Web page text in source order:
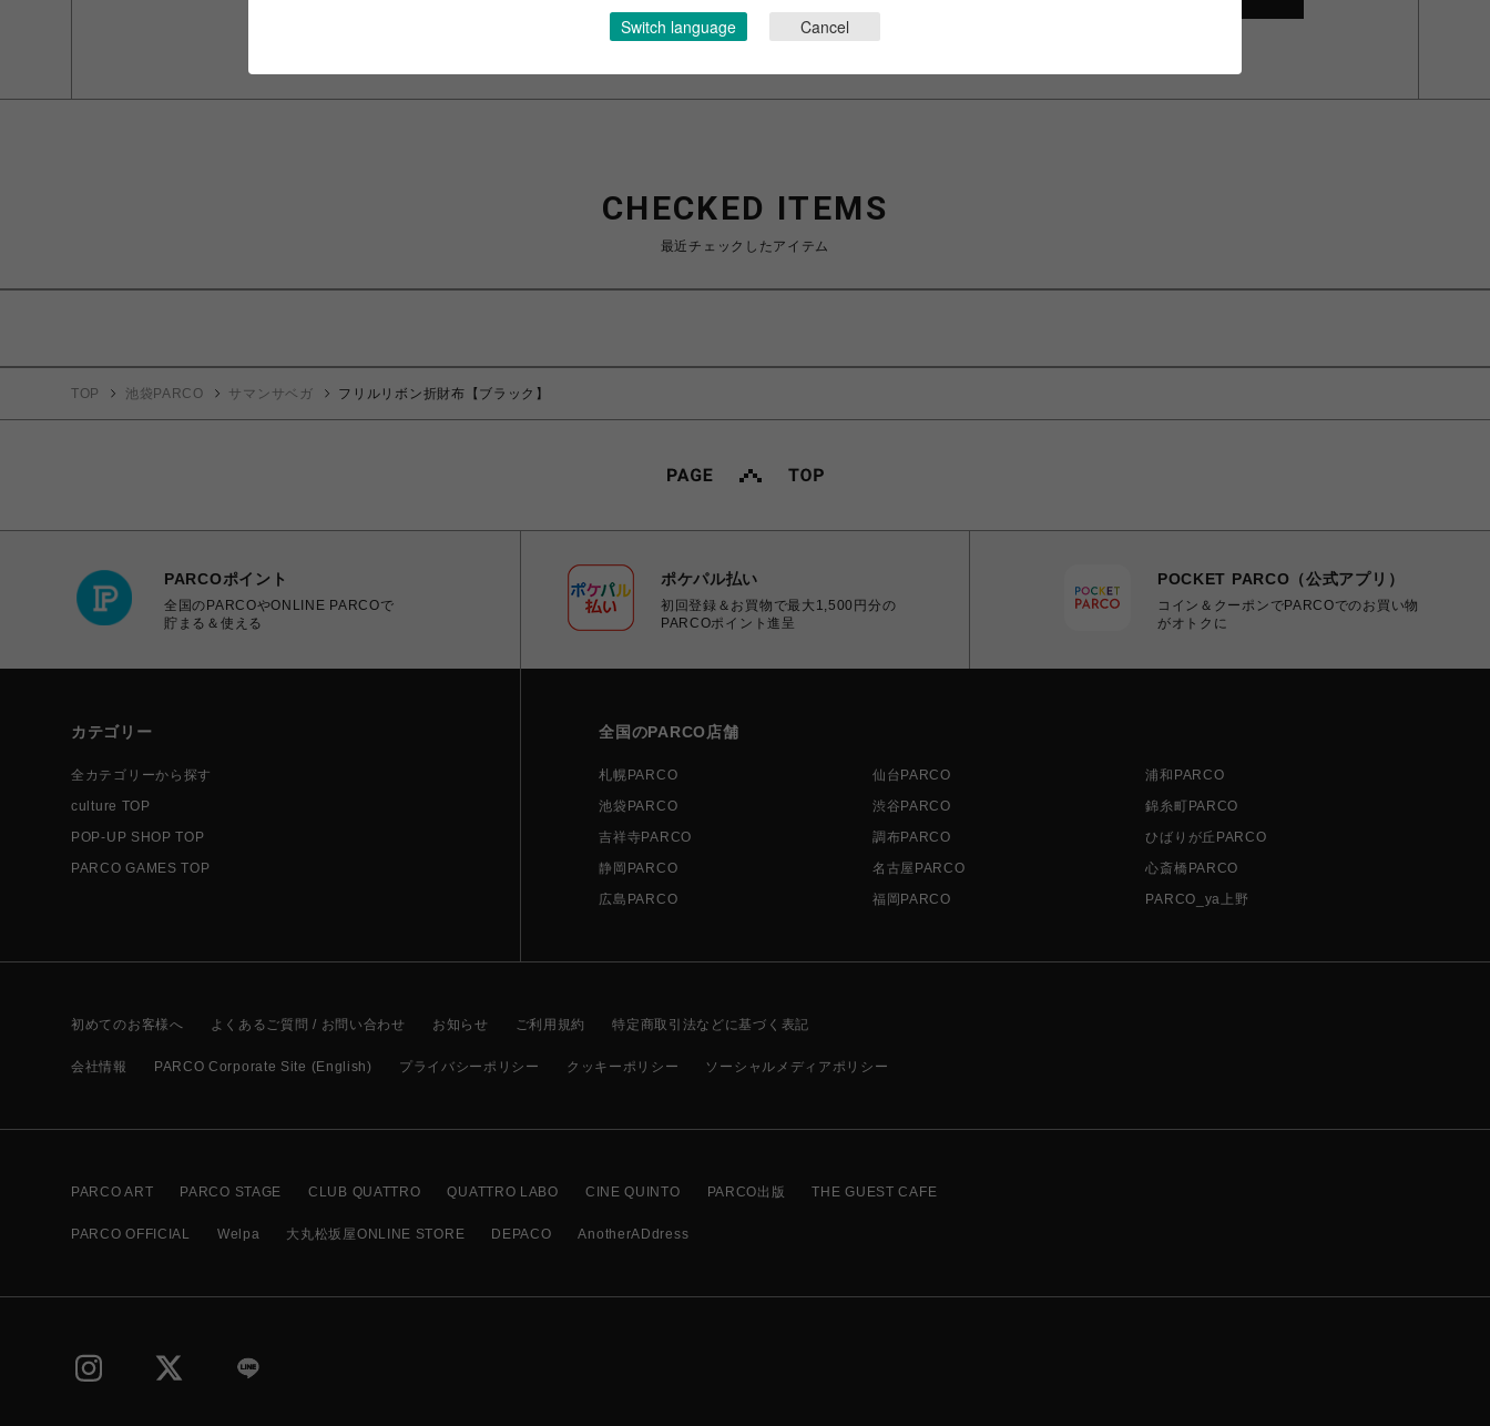
特定商取引法など法令に基づく表記は
こちら
ショップお問い合わせはこちら
CHECKED ITEMS
最近チェックしたアイテム
TOP 池袋PARCO サマンサベガ フリルリボン折財布【ブラック】
PARCOポイント
全国のPARCOやONLINE PARCOで
貯まる＆使える
ポケパル払い
初回登録＆お買物で最大1,500円分の
PARCOポイント進呈
POCKET PARCO（公式アプリ）
コイン＆クーポンでPARCOでのお買い物
がオトクに
カテゴリー
全カテゴリーから探す
culture TOP
POP-UP SHOP TOP
PARCO GAMES TOP
全国のPARCO店舗
札幌PARCO 仙台PARCO
浦和PARCO
池袋PARCO
渋谷PARCO
錦糸町PARCO
吉祥寺PARCO
調布PARCO
ひばりが丘PARCO
静岡PARCO
名古屋PARCO
心斎橋PARCO
広島PARCO
福岡PARCO PARCO_ya上野
初めてのお客様へ よくあるご質問 / お問い合わせ お知らせ ご利用規約 特定商取引法などに基づく表記
会社情報 PARCO Corporate Site (English) プライバシーポリシー クッキーポリシー ソーシャルメディアポリシー
PARCO ART PARCO STAGE CLUB QUATTRO QUATTRO LABO CINE QUINTO PARCO出版 THE GUEST CAFE
PARCO OFFICIAL Welpa 大丸松坂屋ONLINE STORE DEPACO AnotherADdress
Switch language Cancel